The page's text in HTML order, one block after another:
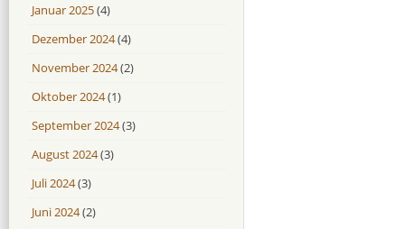
Januar 2025(4)
Dezember 2024(4)
November 2024(2)
Oktober 2024(1)
September 2024(3)
August 2024(3)
Juli 2024(3)
Juni 2024(2)